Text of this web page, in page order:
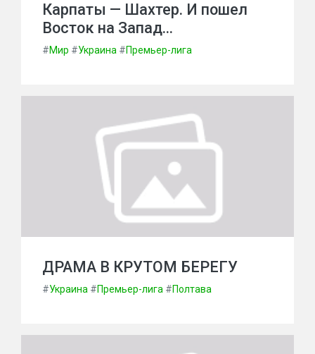
Карпаты — Шахтер. И пошел
Восток на Запад…
#Мир #Украина #Премьер-лига
ДРАМА В КРУТОМ БЕРЕГУ
#Украина #Премьер-лига #Полтава